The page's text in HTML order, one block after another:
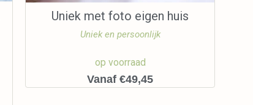
Uniek met foto eigen huis
Uniek en persoonlijk
op voorraad
Vanaf €49,45